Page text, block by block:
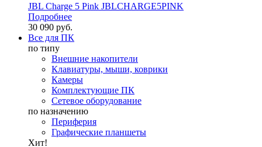
JBL Charge 5 Pink JBLCHARGE5PINK
Подробнее
30 090 руб.
Все для ПК
по типу
Внешние накопители
Клавиатуры, мыши, коврики
Камеры
Комплектующие ПК
Сетевое оборудование
по назначению
Периферия
Графические планшеты
Хит!